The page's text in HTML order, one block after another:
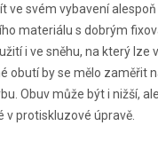
ve svém vybavení
materiálu s dobrým
i ve sněhu, na který lze
obutí by se mělo zaměřit
Obuv může být i nižší,
v protiskluzové úpravě.